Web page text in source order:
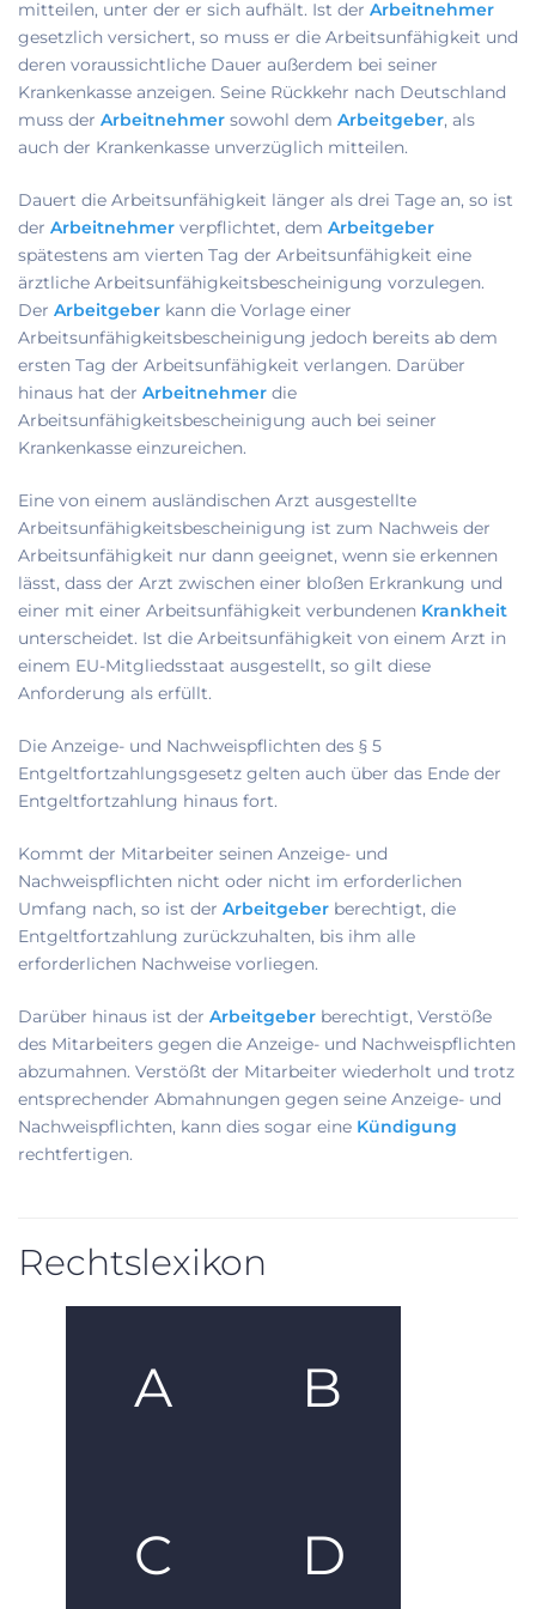
mitteilen, unter der er sich aufhält. Ist der Arbeitnehmer
gesetzlich versichert, so muss er die Arbeitsunfähigkeit und
deren voraussichtliche Dauer außerdem bei seiner
Krankenkasse anzeigen. Seine Rückkehr nach Deutschland
muss der Arbeitnehmer sowohl dem Arbeitgeber, als
auch der Krankenkasse unverzüglich mitteilen.
Dauert die Arbeitsunfähigkeit länger als drei Tage an, so ist
der Arbeitnehmer verpflichtet, dem Arbeitgeber
spätestens am vierten Tag der Arbeitsunfähigkeit eine
ärztliche Arbeitsunfähigkeitsbescheinigung vorzulegen.
Der Arbeitgeber kann die Vorlage einer
Arbeitsunfähigkeitsbescheinigung jedoch bereits ab dem
ersten Tag der Arbeitsunfähigkeit verlangen. Darüber
hinaus hat der Arbeitnehmer die
Arbeitsunfähigkeitsbescheinigung auch bei seiner
Krankenkasse einzureichen.
Eine von einem ausländischen Arzt ausgestellte
Arbeitsunfähigkeitsbescheinigung ist zum Nachweis der
Arbeitsunfähigkeit nur dann geeignet, wenn sie erkennen
lässt, dass der Arzt zwischen einer bloßen Erkrankung und
einer mit einer Arbeitsunfähigkeit verbundenen Krankheit
unterscheidet. Ist die Arbeitsunfähigkeit von einem Arzt in
einem EU-Mitgliedsstaat ausgestellt, so gilt diese
Anforderung als erfüllt.
Die Anzeige- und Nachweispflichten des § 5
Entgeltfortzahlungsgesetz gelten auch über das Ende der
Entgeltfortzahlung hinaus fort.
Kommt der Mitarbeiter seinen Anzeige- und
Nachweispflichten nicht oder nicht im erforderlichen
Umfang nach, so ist der Arbeitgeber berechtigt, die
Entgeltfortzahlung zurückzuhalten, bis ihm alle
erforderlichen Nachweise vorliegen.
Darüber hinaus ist der Arbeitgeber berechtigt, Verstöße
des Mitarbeiters gegen die Anzeige- und Nachweispflichten
abzumahnen. Verstößt der Mitarbeiter wiederholt und trotz
entsprechender Abmahnungen gegen seine Anzeige- und
Nachweispflichten, kann dies sogar eine Kündigung
rechtfertigen.
Rechtslexikon
A B
C D